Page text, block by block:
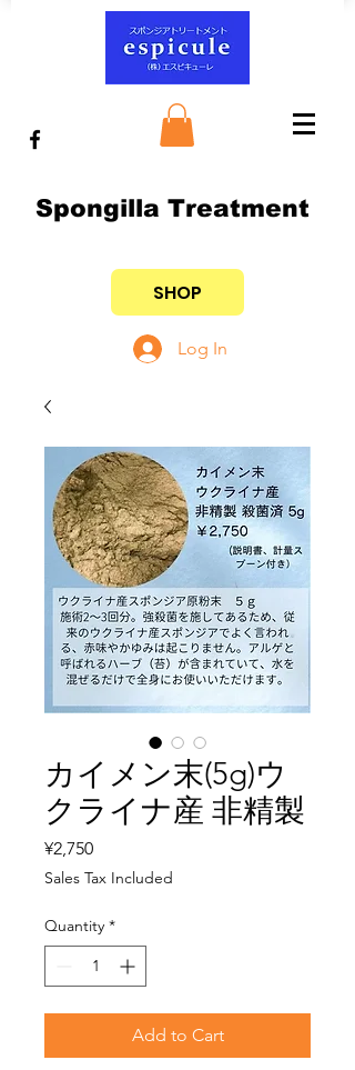
Spongilla Treatment
SHOP
Log In
カイメン末(5g)ウ
クライナ産 非精製
¥2,750Price
Sales Tax Included
Quantity *
Add to Cart